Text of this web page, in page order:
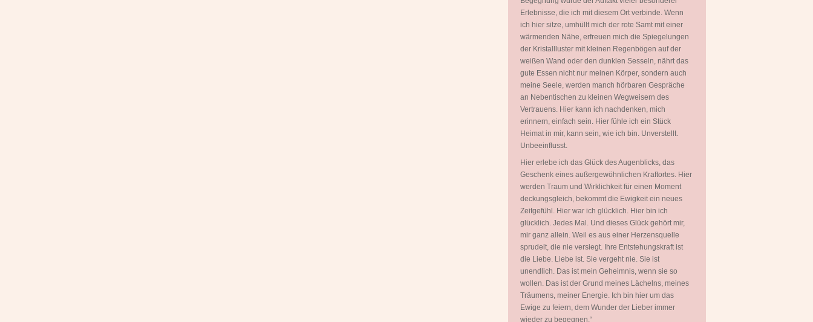
Erlebnisse, die ich mit diesem Ort verbinde. Wenn
ich hier sitze, umhüllt mich der rote Samt mit einer
wärmenden Nähe, erfreuen mich die Spiegelungen
der Kristallluster mit kleinen Regenbögen auf der
weißen Wand oder den dunklen Sesseln, nährt das
gute Essen nicht nur meinen Körper, sondern auch
meine Seele, werden manch hörbaren Gespräche
an Nebentischen zu kleinen Wegweisern des
Vertrauens. Hier kann ich nachdenken, mich
erinnern, einfach sein. Hier fühle ich ein Stück
Heimat in mir, kann sein, wie ich bin. Unverstellt.
Unbeeinflusst.
Hier erlebe ich das Glück des Augenblicks, das
Geschenk eines außergewöhnlichen Kraftortes. Hier
werden Traum und Wirklichkeit für einen Moment
deckungsgleich, bekommt die Ewigkeit ein neues
Zeitgefühl. Hier war ich glücklich. Hier bin ich
glücklich. Jedes Mal. Und dieses Glück gehört mir,
mir ganz allein. Weil es aus einer Herzensquelle
sprudelt, die nie versiegt. Ihre Entstehungskraft ist
die Liebe. Liebe ist. Sie vergeht nie. Sie ist
unendlich. Das ist mein Geheimnis, wenn sie so
wollen. Das ist der Grund meines Lächelns, meines
Träumens, meiner Energie. Ich bin hier um das
Ewige zu feiern, dem Wunder der Lieber immer
wieder zu begegnen.“